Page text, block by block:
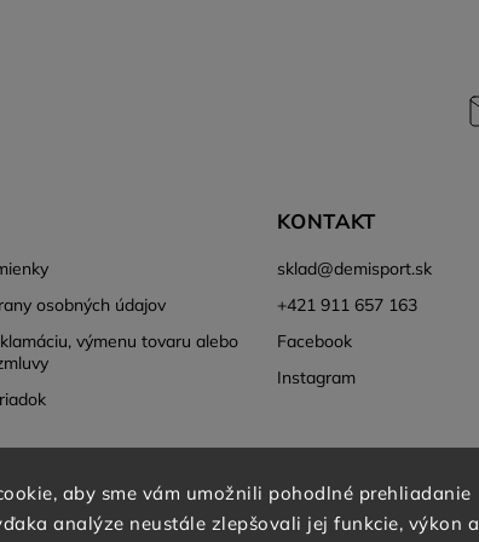
aby sme vám umožnili pohodlné prehliadanie
analýze neustále zlepšovali jej funkcie, výkon a
osobných údajov
výmenu tovaru alebo
KONTAKT
sklad@demisport.sk
+421 911 657 163
Facebook
Instagram